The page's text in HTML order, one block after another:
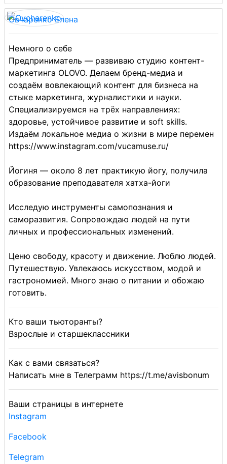
Овчаренко Елена
Немного о себе
Предприниматель –– развиваю студию контент-
маркетинга OLOVO. Делаем бренд-медиа и
создаём вовлекающий контент для бизнеса на
стыке маркетинга, журналистики и науки.
Специализируемся на трёх направлениях:
здоровье, устойчивое развитие и soft skills.
Издаём локальное медиа о жизни в мире перемен
https://www.instagram.com/vucamuse.ru/
Йогиня –– около 8 лет практикую йогу, получила
образование преподавателя хатха-йоги
Исследую инструменты самопознания и
саморазвития. Сопровождаю людей на пути
личных и профессиональных изменений.
Ценю свободу, красоту и движение. Люблю людей.
Путешествую. Увлекаюсь искусством, модой и
гастрономией. Много знаю о питании и обожаю
готовить.
Кто ваши тьюторанты?
Взрослые и старшеклассники
Как с вами связаться?
Написать мне в Телеграмм https://t.me/avisbonum
Ваши страницы в интернете
Instagram
Facebook
Telegram